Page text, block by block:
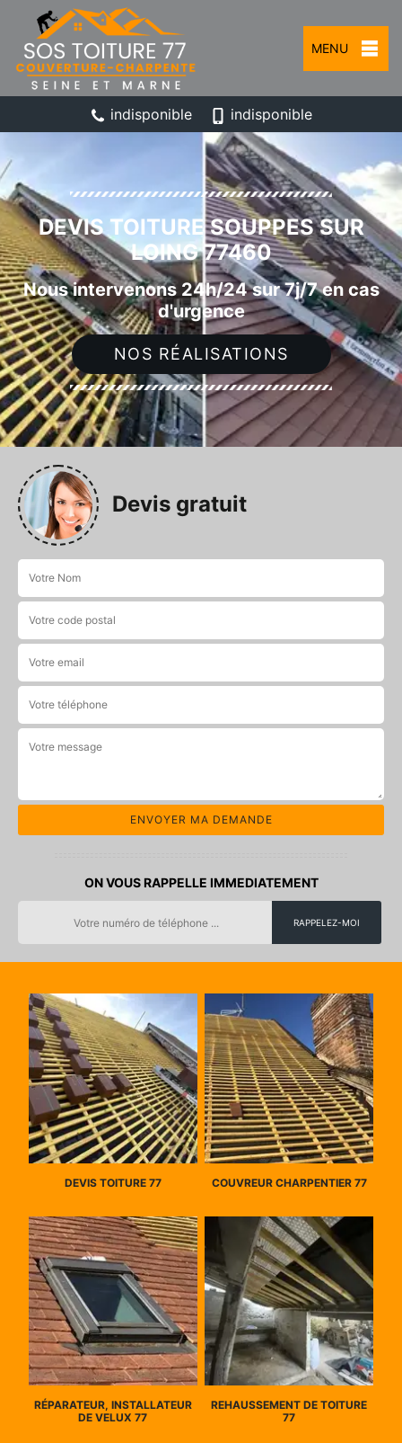
MENU
indisponible indisponible
DEVIS TOITURE SOUPPES SUR
LOING 77460
Nous intervenons 24h/24 sur 7j/7 en cas
d'urgence
NOS RÉALISATIONS
Devis gratuit
ON VOUS RAPPELLE IMMEDIATEMENT
DEVIS TOITURE 77 COUVREUR CHARPENTIER 77
RÉPARATEUR, INSTALLATEUR
DE VELUX 77
REHAUSSEMENT DE TOITURE
77